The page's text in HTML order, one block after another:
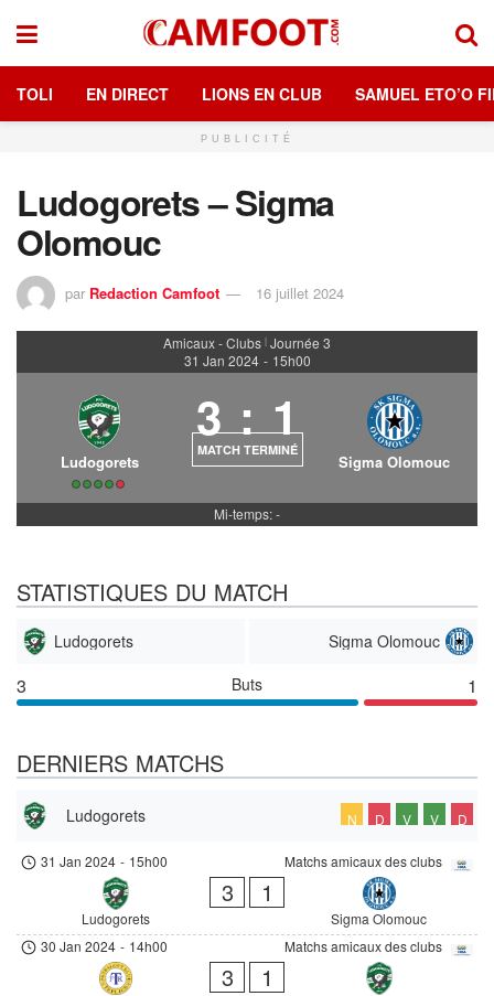
TOLI EN DIRECT LIONS EN CLUB SAMUEL ETO’O
PUBLICITÉ
Ludogorets – Sigma
Olomouc
par Redaction Camfoot 16 juillet 2024
Amicaux - Clubs | Journée 3
31 Jan 2024 - 15h00
Ludogorets
3 : 1
MATCH TERMINÉ
Sigma Olomouc
Mi-temps: -
STATISTIQUES DU MATCH
Ludogorets Sigma Olomouc
3 Buts 1
DERNIERS MATCHS
Ludogorets N D V V D
Matchs amicaux des clubs
31 Jan 2024 - 15h00
Ludogorets
3 1
Sigma Olomouc
Matchs amicaux des clubs
30 Jan 2024 - 14h00
3 1